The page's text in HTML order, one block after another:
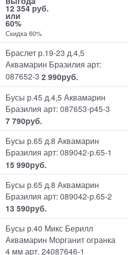
12 354 руб.
или
60%
Скидка 60%
Браслет р.19-23 д.4,5
Аквамарин Бразилия арт:
087652-3 2 990руб.
Бусы р.45 д.4,5 Аквамарин
Бразилия арт: 087653-р45-3
7 790руб.
Бусы р.65 д.8 Аквамарин
Бразилия арт: 089042-р.65-1
15 990руб.
Бусы р.65 д.8 Аквамарин
Бразилия арт: 089042-р.65-2
13 590руб.
Бусы р.40 Микс Берилл
Аквамарин Морганит огранка
4 мм арт. 24087646-1